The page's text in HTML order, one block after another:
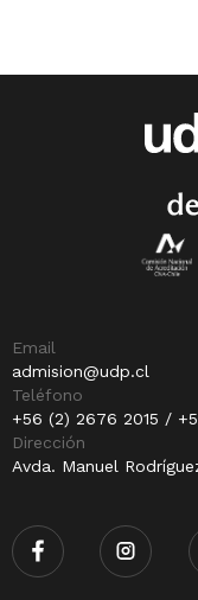
Email
admision@udp.cl
Teléfono
+56 (2) 2676 2015 /
Dirección
Avda. Manuel